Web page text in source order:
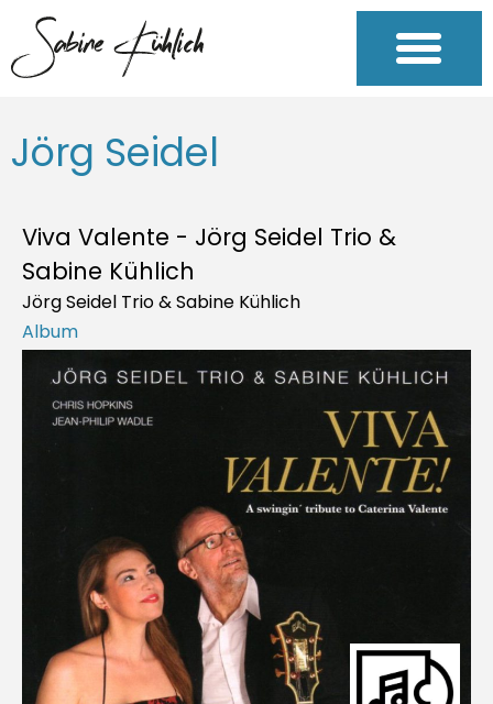
Jörg Seidel
Viva Valente - Jörg Seidel Trio &
Sabine Kühlich
Jörg Seidel Trio & Sabine Kühlich
Album